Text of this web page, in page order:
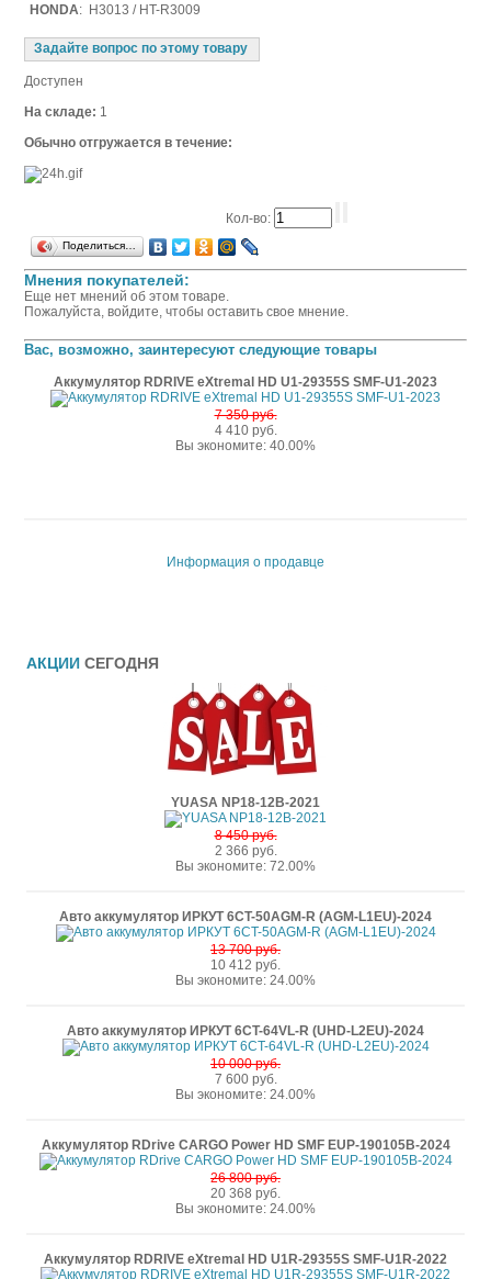
HONDA: H3013 / HT-R3009
Задайте вопрос по этому товару
Доступен
На складе: 1
Обычно отгружается в течение:
Кол-во:
Поделиться…
Мнения покупателей:
Еще нет мнений об этом товаре.
Пожалуйста, войдите, чтобы оставить свое мнение.
Вас, возможно, заинтересуют следующие товары
Аккумулятор RDRIVE eXtremal HD U1-29355S SMF-U1-2023
7 350 руб.
4 410 руб.
Вы экономите: 40.00%
Информация о продавце
АКЦИИ СЕГОДНЯ
YUASA NP18-12B-2021
8 450 руб.
2 366 руб.
Вы экономите: 72.00%
Авто аккумулятор ИРКУТ 6CT-50AGM-R (AGM-L1EU)-2024
13 700 руб.
10 412 руб.
Вы экономите: 24.00%
Авто аккумулятор ИРКУТ 6CT-64VL-R (UHD-L2EU)-2024
10 000 руб.
7 600 руб.
Вы экономите: 24.00%
Аккумулятор RDrive CARGO Power HD SMF EUP-190105B-2024
26 800 руб.
20 368 руб.
Вы экономите: 24.00%
Аккумулятор RDRIVE eXtremal HD U1R-29355S SMF-U1R-2022